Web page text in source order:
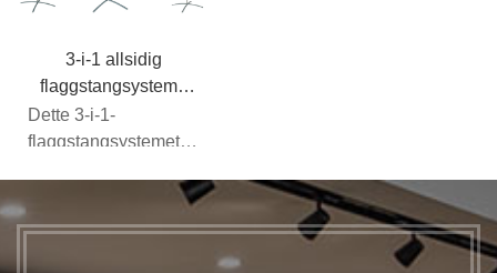
3-i-1 allsidig
flaggstangsystem i
glassfiber
Dette 3-i-1-
flaggstangsystemet i
te...